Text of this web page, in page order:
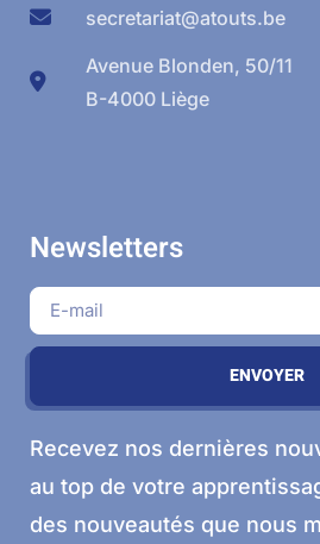
secretariat@atouts.be
Avenue Blonden, 50/11
B-4000 Liège
Newsletters
ENVOYER
Recevez nos dernières
au top de votre
des nouveautés que nous